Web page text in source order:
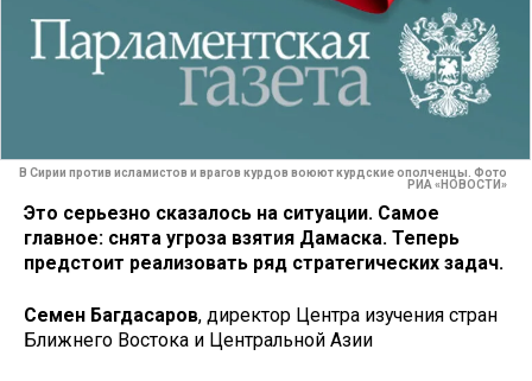
В Сирии против исламистов и врагов курдов воюют курдские ополченцы. Фото
РИА «НОВОСТИ»
Это серьезно сказалось на ситуации. Самое
главное: снята угроза взятия Дамаска. Теперь
предстоит реализовать ряд стратегических задач.
Семен Багдасаров, директор Центра изучения стран
Ближнего Востока и Центральной Азии